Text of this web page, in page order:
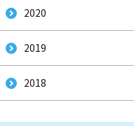
2020
2019
2018